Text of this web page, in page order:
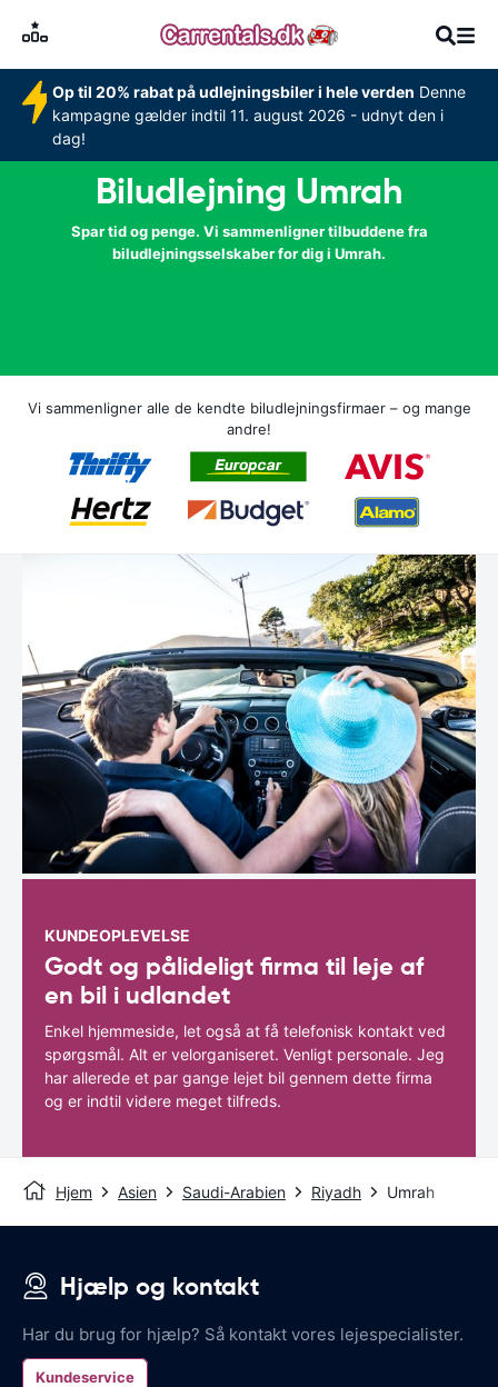
Op til 20% rabat på udlejningsbiler i hele verden Denne
kampagne gælder indtil 11. august 2026 - udnyt den i
dag!
Biludlejning Umrah
Spar tid og penge. Vi sammenligner tilbuddene fra
biludlejningsselskaber for dig i Umrah.
Vi sammenligner alle de kendte biludlejningsfirmaer – og mange
andre!
KUNDEOPLEVELSE
Godt og pålideligt firma til leje af
en bil i udlandet
Enkel hjemmeside, let også at få telefonisk kontakt ved
spørgsmål. Alt er velorganiseret. Venligt personale. Jeg
har allerede et par gange lejet bil gennem dette firma
og er indtil videre meget tilfreds.
Hjem Asien Saudi-Arabien Riyadh Umrah
Hjælp og kontakt
Har du brug for hjælp? Så kontakt vores lejespecialister.
Kundeservice